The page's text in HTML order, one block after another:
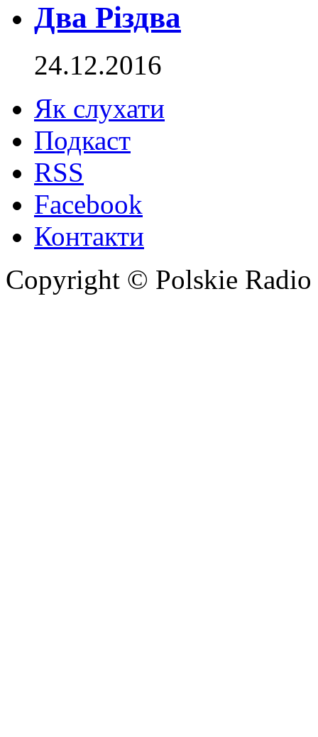
Два Різдва
24.12.2016
Як слухати
Подкаст
RSS
Facebook
Контакти
Copyright © Polskie